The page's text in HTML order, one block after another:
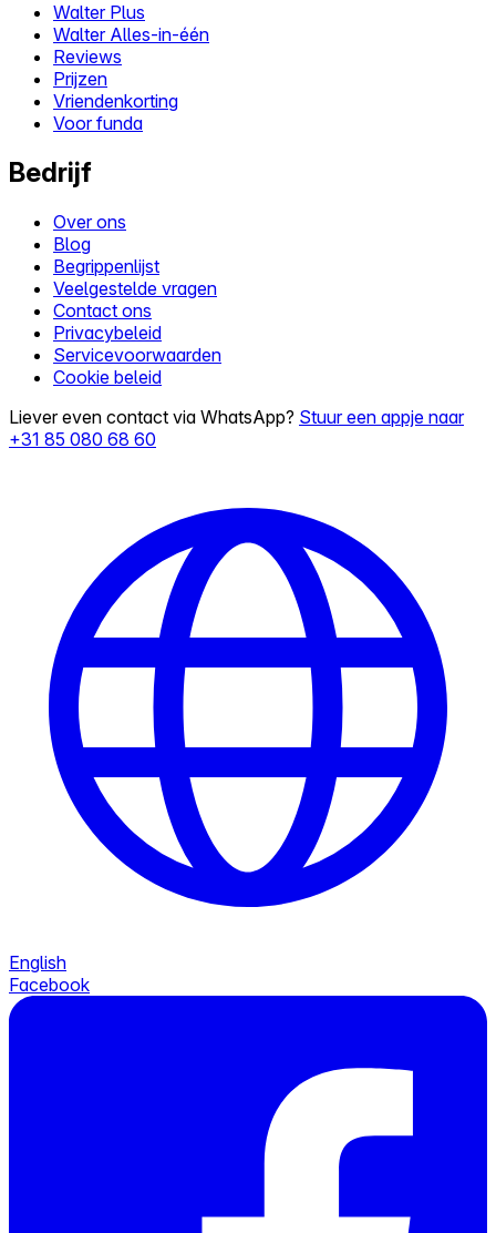
Walter Plus
Walter Alles-in-één
Reviews
Prijzen
Vriendenkorting
Voor funda
Bedrijf
Over ons
Blog
Begrippenlijst
Veelgestelde vragen
Contact ons
Privacybeleid
Servicevoorwaarden
Cookie beleid
Liever even contact via WhatsApp? Stuur een appje naar
+31 85 080 68 60
English
Facebook